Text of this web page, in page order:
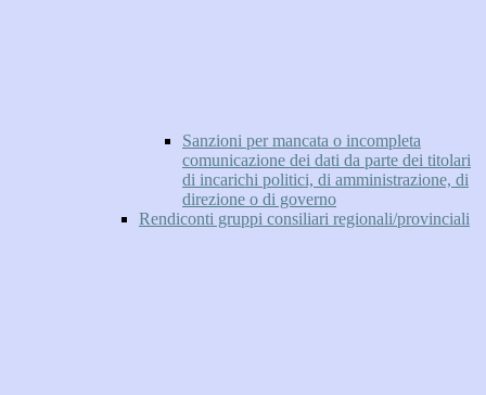
Sanzioni per mancata o incompleta
comunicazione dei dati da parte dei titolari
di incarichi politici, di amministrazione, di
direzione o di governo
Rendiconti gruppi consiliari regionali/provinciali